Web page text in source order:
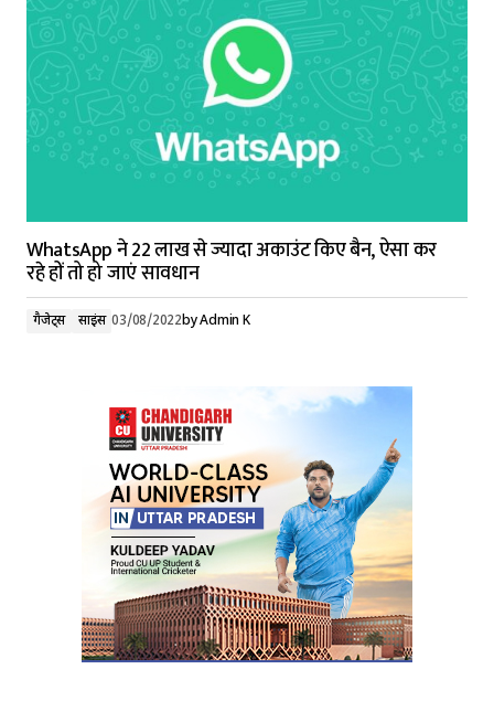
WhatsApp ने 22 लाख से ज्यादा अकाउंट किए बैन, ऐसा कर
रहे हों तो हो जाएं सावधान
गैजेट्स साइंस 03/08/2022byAdmin K